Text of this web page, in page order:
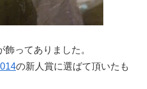
ってありました。
の新人賞に選ばて頂いたも